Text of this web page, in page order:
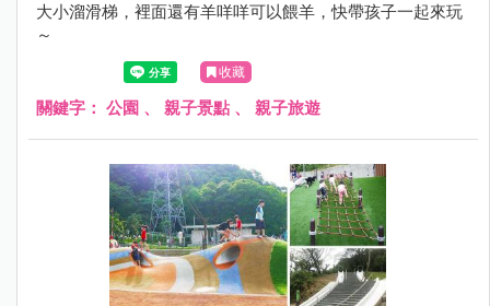
大小溜滑梯，裡面還有羊咩咩可以餵羊，快帶孩子一起來玩
～
收藏
關鍵字： 公園 、 親子景點 、 親子旅遊